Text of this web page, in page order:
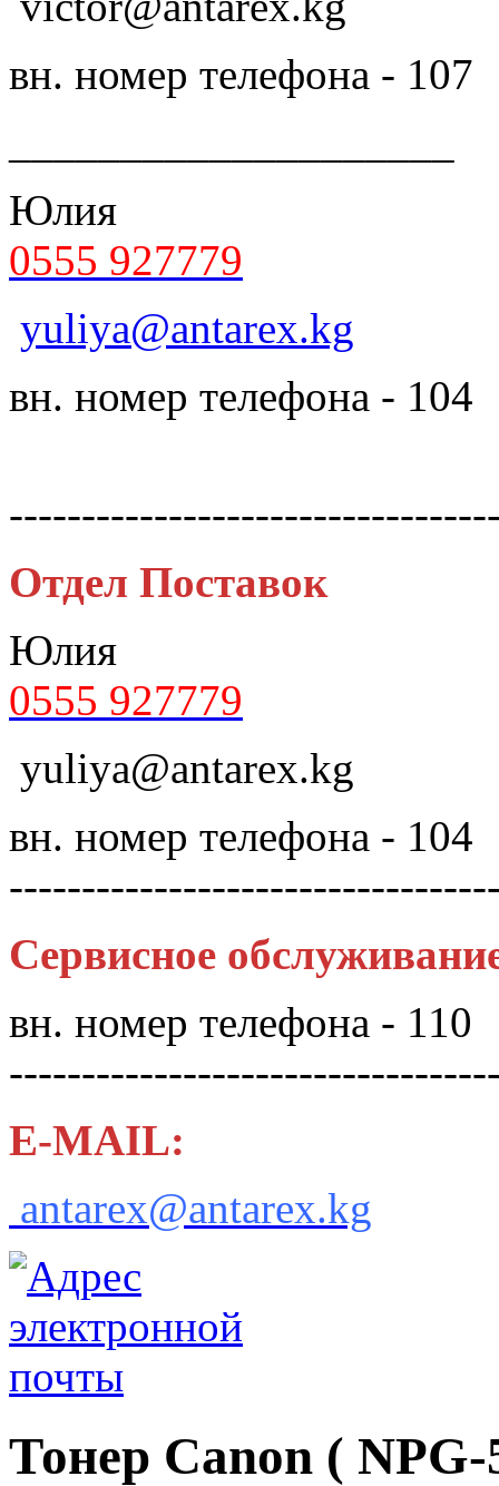
вн. номер телефона - 107
Юлия
0555 927779
yuliya@antarex.kg
вн. номер телефона - 104
Отдел Поставок
Юлия
0555 927779
yuliya@antarex.kg
вн. номер телефона - 104
Сервисное
вн. номер телефона - 110
E-MAIL:
antarex@antarex.kg
Тонер Canon (